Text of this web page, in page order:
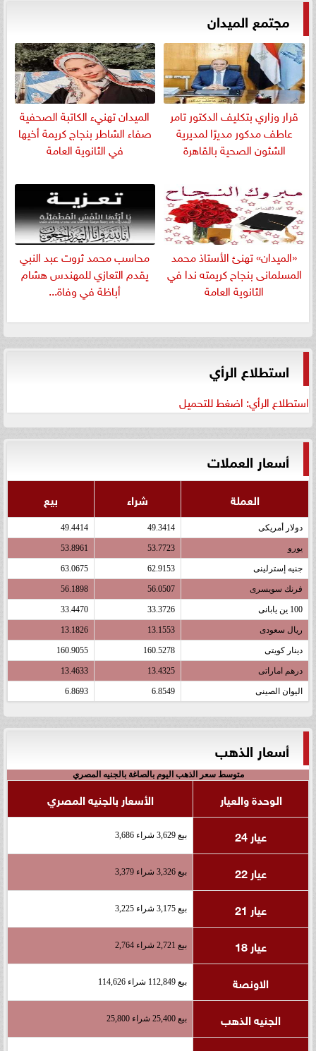
مجتمع الميدان
قرار وزاري بتكليف الدكتور تامر
عاطف مدكور مديرًا لمديرية
الشئون الصحية بالقاهرة
الميدان تهنيء الكاتبة الصحفية
صفاء الشاطر بنجاج كريمة أخيها
في الثانوية العامة
«الميدان» تهنئ الأستاذ محمد
المسلمانى بنجاح كريمته ندا في
الثانوية العامة
​محاسب محمد ثروت عبد النبي
يقدم التعازي للمهندس هشام
أباظة في وفاة...
استطلاع الرأي
استطلاع الرأي: اضغط للتحميل
أسعار العملات
العملة شراء بيع
دولار أمريكى 49.3414
49.4414
يورو 53.7723
53.8961
جنيه إسترلينى 62.9153
63.0675
فرنك سويسرى 56.0507
56.1898
100 ين يابانى 33.3726
33.4470
ريال سعودى 13.1553
13.1826
دينار كويتى 160.5278
160.9055
درهم اماراتى 13.4325
13.4633
اليوان الصينى 6.8549
6.8693
أسعار الذهب
متوسط سعر الذهب اليوم بالصاغة بالجنيه المصري
الوحدة والعيار
الأسعار بالجنيه المصري
عيار 24
بيع 3,629 شراء 3,686
عيار 22 بيع 3,326 شراء 3,379
عيار 21 بيع 3,175 شراء 3,225
عيار 18 بيع 2,721 شراء 2,764
الاونصة بيع 112,849 شراء 114,626
الجنيه الذهب بيع 25,400 شراء 25,800